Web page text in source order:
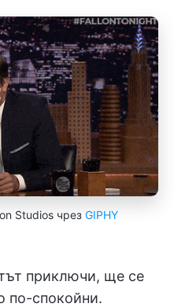
Studios чрез GIPHY
приключи, ще се
по-спокойни.